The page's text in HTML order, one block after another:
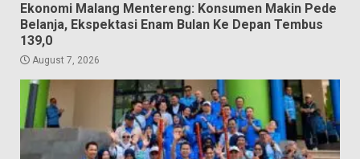
Ekonomi Malang Mentereng: Konsumen Makin Pede
Belanja, Ekspektasi Enam Bulan Ke Depan Tembus
139,0
August 7, 2026